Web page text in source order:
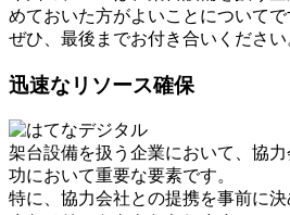
めておいた方がよいことについてで
ぜひ、最後までお付き合いください
迅速なリソース確保
架台設備を扱う企業において、協
功において重要な要素です。
特に、協力会社との提携を事前に